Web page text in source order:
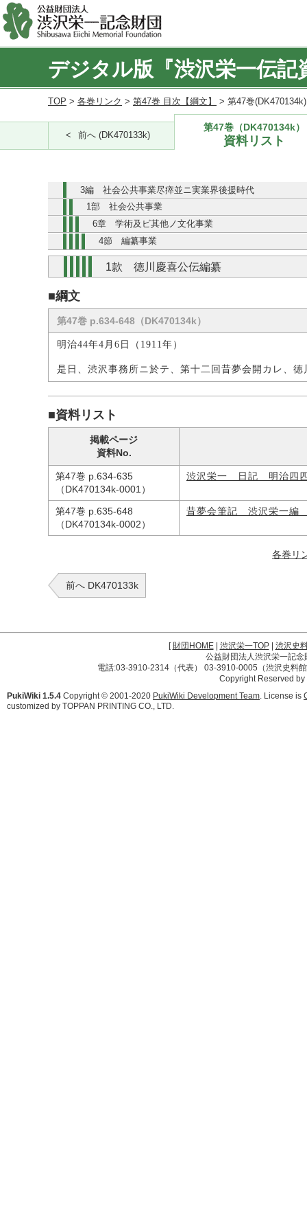
デジタル版『渋沢栄一伝記
TOP > 各巻リンク > 第47巻 目次【綱文】 > 第47巻
前へ (DK470133k)
第47巻（DK470134k）
資料リスト
3編 社会公共事業尽瘁並ニ実業界後援時代
1部 社会公共事業
6章 学術及ビ其他ノ文化事業
4節 編纂事業
1款 徳川慶喜公伝編纂
■綱文
第47巻 p.634-648（DK470134k）
明治44年4月6日（1911年）
是日、渋沢事務所ニ於テ、第十二回昔夢会開カレ、
■資料リスト
掲載ページ
資料No.
第47巻 p.634-635
（DK470134k-0001）
渋沢栄一 日記 明治四
第47巻 p.635-648
（DK470134k-0002）
昔夢会筆記 渋沢栄一編
各巻リ
前へ DK470133k
[財団HOME| 渋沢栄一TOP| 渋沢史
公益財団法人渋沢栄一記
電話:03-3910-2314（代表） 03-3910-0005（渋沢史料
Copyright Reserved
PukiWiki 1.5.4 Copyright © 2001-2020 PukiWiki Development Team. License is
customized by TOPPAN PRINTING CO., LTD.